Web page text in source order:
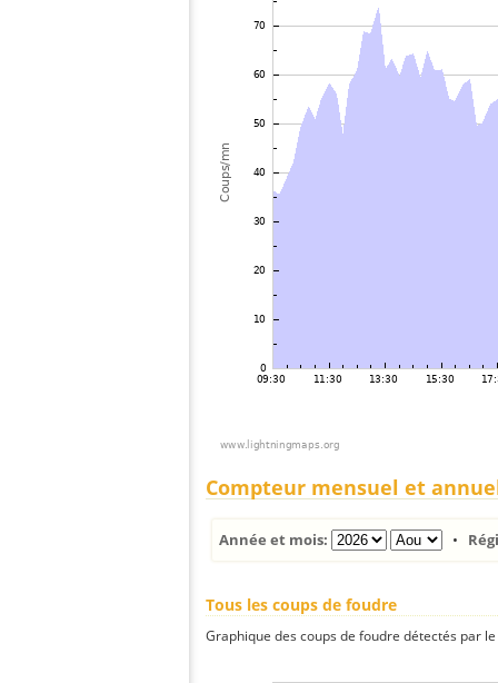
Compteur mensuel et
Année et mois: •
Tous les coups de foudre
Graphique des coups de foudre détectés par